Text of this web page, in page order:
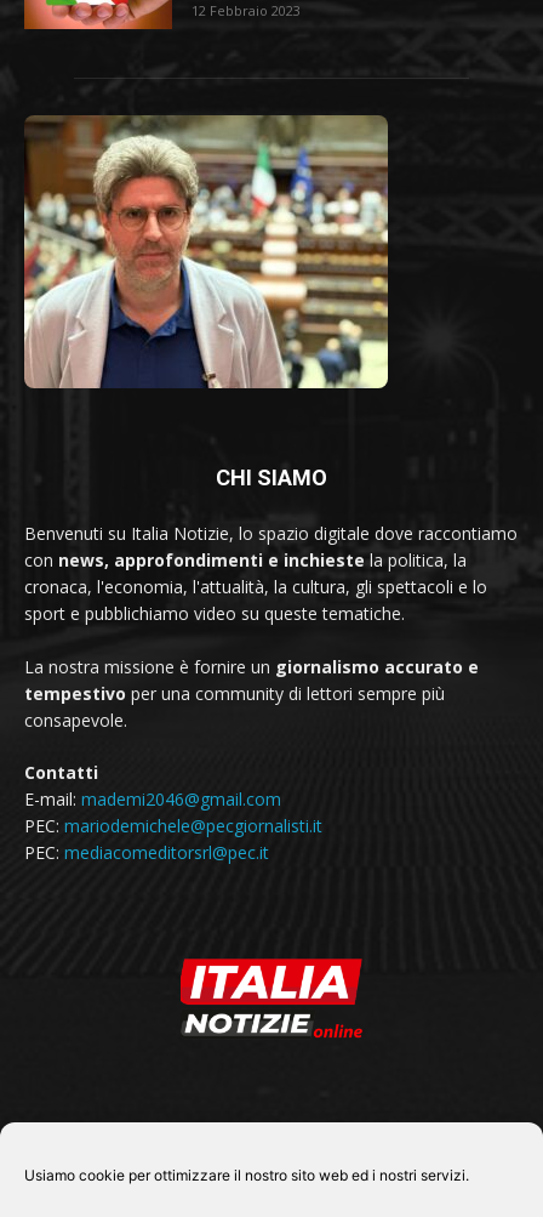
Usiamo cookie per ottimizzare il nostro sito web ed i nostri servizi.
12 Febbraio 2023
CHI SIAMO
Benvenuti su Italia Notizie, lo spazio digitale dove raccontiamo
con news, approfondimenti e inchieste la politica, la
cronaca, l'economia, l'attualità, la cultura, gli spettacoli e lo
sport e pubblichiamo video su queste tematiche.
La nostra missione è fornire un giornalismo accurato e
tempestivo per una community di lettori sempre più
consapevole.
Contatti
E-mail: mademi2046@gmail.com
PEC: mariodemichele@pecgiornalisti.it
PEC: mediacomeditorsrl@pec.it
SEGUICI SU